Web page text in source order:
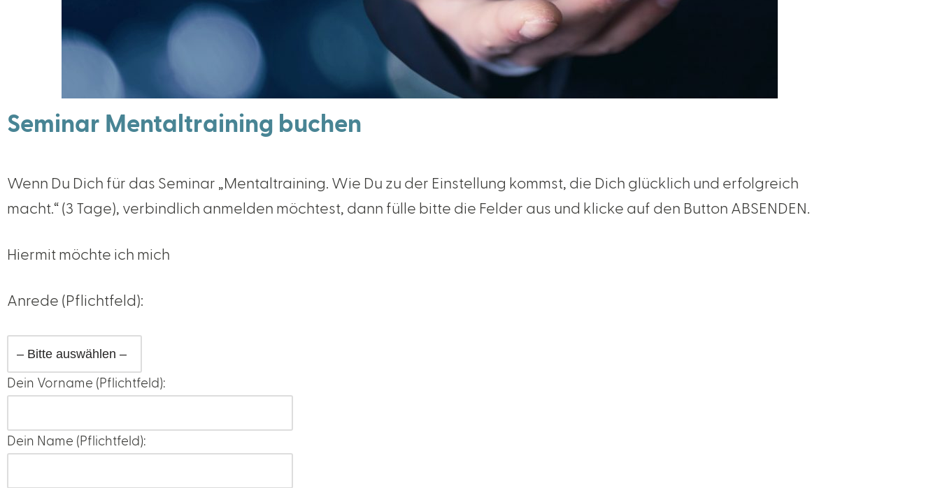
Seminar Mentaltraining buchen
Wenn Du Dich für das Seminar „Mentaltraining. Wie Du zu der Einstellung kommst, die Dich glücklich und erfolgreich
macht.“ (3 Tage), verbindlich anmelden möchtest, dann fülle bitte die Felder aus und klicke auf den Button ABSENDEN.
Hiermit möchte ich mich
Anrede (Pflichtfeld):
Dein Vorname (Pflichtfeld):
Dein Name (Pflichtfeld):